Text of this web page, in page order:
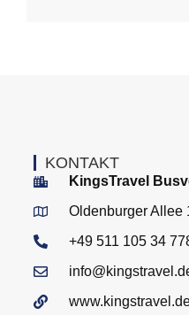
KONTAKT
KingsTravel
Oldenburger Allee
+49 511 105 34